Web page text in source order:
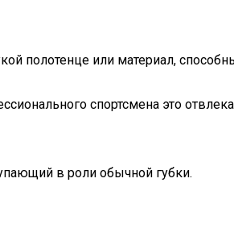
полотенце или материал,
спортсмена это
в роли обычной губки.